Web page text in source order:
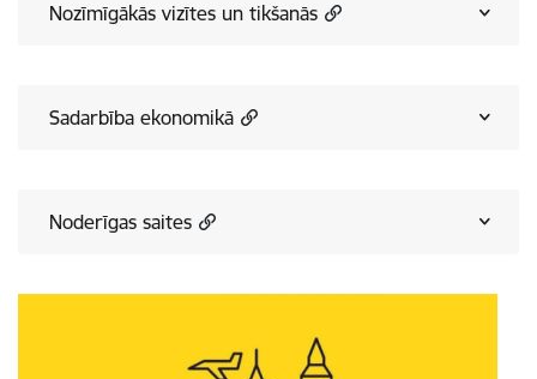
Nozīmīgākās vizītes un tikšanās
Sadarbība ekonomikā
Noderīgas saites